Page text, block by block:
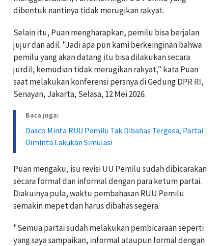
dibentuk nantinya tidak merugikan rakyat.
Selain itu, Puan mengharapkan, pemilu bisa berjalan
jujur dan adil. "Jadi apa pun kami berkeinginan bahwa
pemilu yang akan datang itu bisa dilakukan secara
jurdil, kemudian tidak merugikan rakyat," kata Puan
saat melakukan konferensi persnya di Gedung DPR RI,
Senayan, Jakarta, Selasa, 12 Mei 2026.
Baca juga:
Dasco Minta RUU Pemilu Tak Dibahas Tergesa, Partai
Diminta Lakukan Simulasi
Puan mengaku, isu revisi UU Pemilu sudah dibicarakan
secara formal dan informal dengan para ketum partai.
Diakuinya pula, waktu pembahasan RUU Pemilu
semakin mepet dan harus dibahas segera.
"Semua partai sudah melakukan pembicaraan seperti
yang saya sampaikan, informal ataupun formal dengan